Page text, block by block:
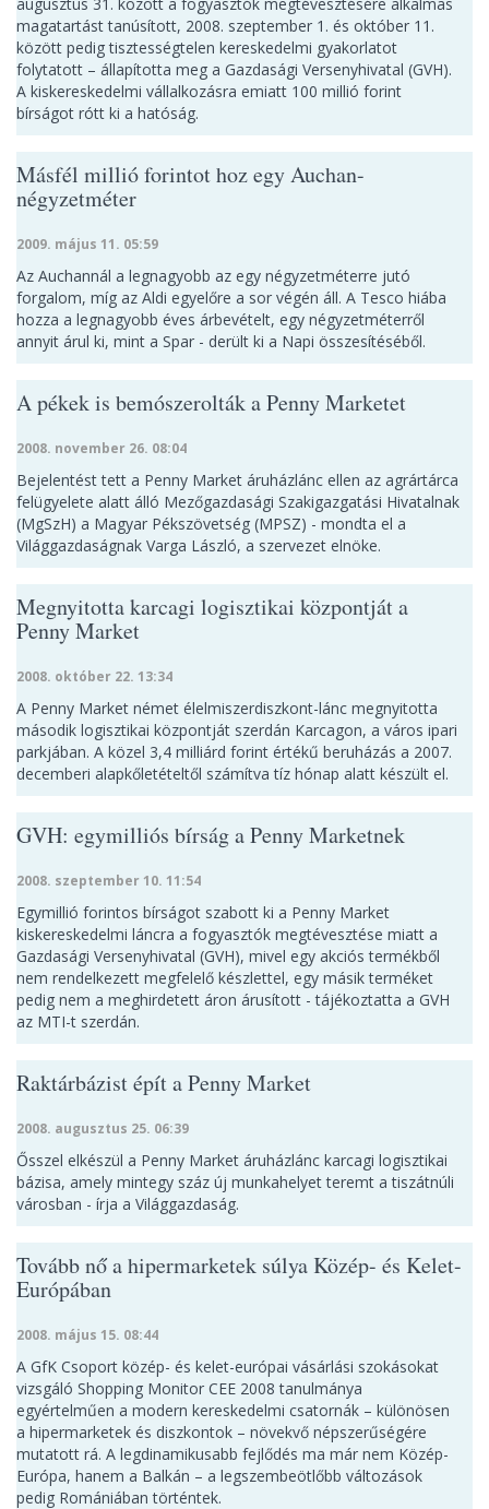
magatartást tanúsított, 2008. szeptember 1. és október 11.
között pedig tisztességtelen kereskedelmi gyakorlatot
folytatott – állapította meg a Gazdasági Versenyhivatal (GVH).
A kiskereskedelmi vállalkozásra emiatt 100 millió forint
bírságot rótt ki a hatóság.
Másfél millió forintot hoz egy Auchan-
négyzetméter
2009. május 11. 05:59
Az Auchannál a legnagyobb az egy négyzetméterre jutó
forgalom, míg az Aldi egyelőre a sor végén áll. A Tesco hiába
hozza a legnagyobb éves árbevételt, egy négyzetméterről
annyit árul ki, mint a Spar - derült ki a Napi összesítéséből.
A pékek is bemószerolták a Penny Marketet
2008. november 26. 08:04
Bejelentést tett a Penny Market áruházlánc ellen az agrártárca
felügyelete alatt álló Mezőgazdasági Szakigazgatási Hivatalnak
(MgSzH) a Magyar Pékszövetség (MPSZ) - mondta el a
Világgazdaságnak Varga László, a szervezet elnöke.
Megnyitotta karcagi logisztikai központját a
Penny Market
2008. október 22. 13:34
A Penny Market német élelmiszerdiszkont-lánc megnyitotta
második logisztikai központját szerdán Karcagon, a város ipari
parkjában. A közel 3,4 milliárd forint értékű beruházás a 2007.
decemberi alapkőletételtől számítva tíz hónap alatt készült el.
GVH: egymilliós bírság a Penny Marketnek
2008. szeptember 10. 11:54
Egymillió forintos bírságot szabott ki a Penny Market
kiskereskedelmi láncra a fogyasztók megtévesztése miatt a
Gazdasági Versenyhivatal (GVH), mivel egy akciós termékből
nem rendelkezett megfelelő készlettel, egy másik terméket
pedig nem a meghirdetett áron árusított - tájékoztatta a GVH
az MTI-t szerdán.
Raktárbázist épít a Penny Market
2008. augusztus 25. 06:39
Ősszel elkészül a Penny Market áruházlánc karcagi logisztikai
bázisa, amely mintegy száz új munkahelyet teremt a tiszátnúli
városban - írja a Világgazdaság.
Tovább nő a hipermarketek súlya Közép- és Kelet-
Európában
2008. május 15. 08:44
A GfK Csoport közép- és kelet-európai vásárlási szokásokat
vizsgáló Shopping Monitor CEE 2008 tanulmánya
egyértelműen a modern kereskedelmi csatornák – különösen
a hipermarketek és diszkontok – növekvő népszerűségére
mutatott rá. A legdinamikusabb fejlődés ma már nem Közép-
Európa, hanem a Balkán – a legszembeötlőbb változások
pedig Romániában történtek.